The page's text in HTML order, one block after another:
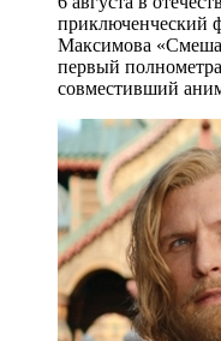
приключенческий
Максимова
первый
совместивший